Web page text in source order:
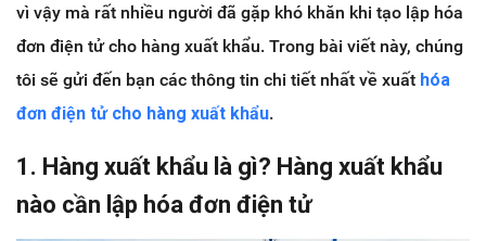
vì vậy mà rất nhiều người đã gặp khó khăn khi tạo lập hóa
đơn điện tử cho hàng xuất khẩu. Trong bài viết này, chúng
tôi sẽ gửi đến bạn các thông tin chi tiết nhất về xuất hóa
đơn điện tử cho hàng xuất khẩu.
1. Hàng xuất khẩu là gì? Hàng xuất khẩu
nào cần lập hóa đơn điện tử